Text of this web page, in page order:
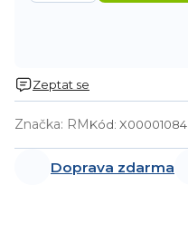
Značka: RMKód: X00001084
Zeptat se
Doprava zdarma